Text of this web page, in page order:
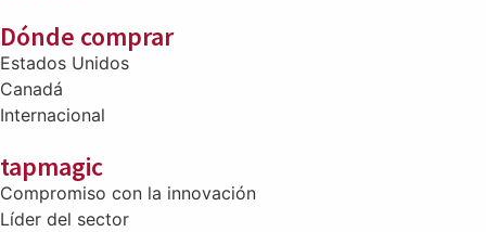
Dónde comprar
Estados Unidos
Canadá
Internacional
tapmagic
Compromiso con la innovación
Líder del sector